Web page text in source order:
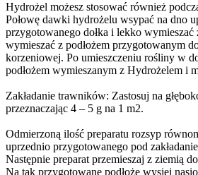
Hydrożel możesz stosować również
Połowę dawki hydrożelu wsypać na dno
przygotowanego dołka i lekko wymieszać
wymieszać z podłożem przygotowanym
korzeniowej. Po umieszczeniu rośliny w
podłożem wymieszanym z Hydrożelem i
Zakładanie trawników: Zastosuj na
przeznaczając 4 – 5 g na 1 m2.
Odmierzoną ilość preparatu rozsyp
uprzednio przygotowanego pod
Następnie preparat przemieszaj z ziemią
Na tak przygotowane podłoże wysiej